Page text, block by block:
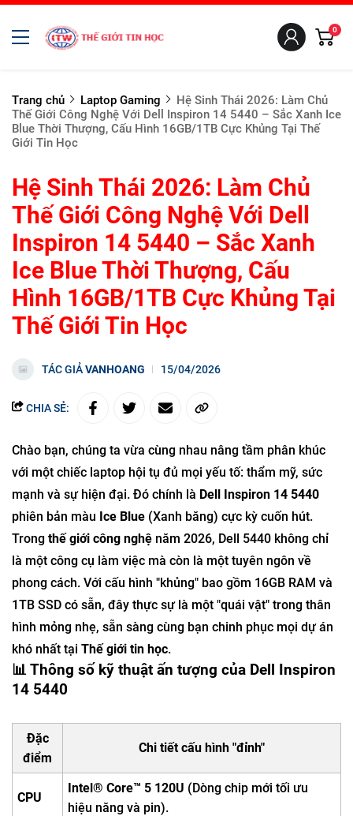
0
Trang chủ Laptop Gaming
Hệ Sinh Thái 2026: Làm Chủ
Thế Giới Công Nghệ Với Dell Inspiron 14 5440 – Sắc Xanh Ice
Blue Thời Thượng, Cấu Hình 16GB/1TB Cực Khủng Tại Thế
Giới Tin Học
Hệ Sinh Thái 2026: Làm Chủ
Thế Giới Công Nghệ Với Dell
Inspiron 14 5440 – Sắc Xanh
Ice Blue Thời Thượng, Cấu
Hình 16GB/1TB Cực Khủng Tại
Thế Giới Tin Học
TÁC GIẢVANHOANG 15/04/2026
CHIA SẺ:
Chào bạn, chúng ta vừa cùng nhau nâng tầm phân khúc
với một chiếc laptop hội tụ đủ mọi yếu tố: thẩm mỹ, sức
mạnh và sự hiện đại. Đó chính là Dell Inspiron 14 5440
phiên bản màu Ice Blue (Xanh băng) cực kỳ cuốn hút.
Trong thế giới công nghệ năm 2026, Dell 5440 không chỉ
là một công cụ làm việc mà còn là một tuyên ngôn về
phong cách. Với cấu hình "khủng" bao gồm 16GB RAM và
1TB SSD có sẵn, đây thực sự là một "quái vật" trong thân
hình mỏng nhẹ, sẵn sàng cùng bạn chinh phục mọi dự án
khó nhất tại Thế giới tin học.
📊 Thông số kỹ thuật ấn tượng của Dell Inspiron
14 5440
Đặc
điểm
Chi tiết cấu hình "đỉnh"
CPU
Intel® Core™ 5 120U (Dòng chip mới tối ưu
hiệu năng và pin).